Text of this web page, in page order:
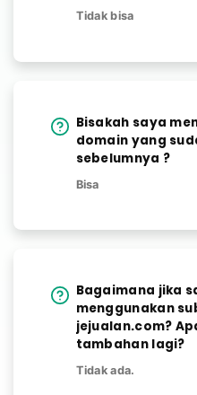
Tidak bisa
Bisakah saya
domain yang
sebelumnya ?
Bisa
Bagaimana jika
menggunakan
jejualan.com?
tambahan lagi?
Tidak ada.